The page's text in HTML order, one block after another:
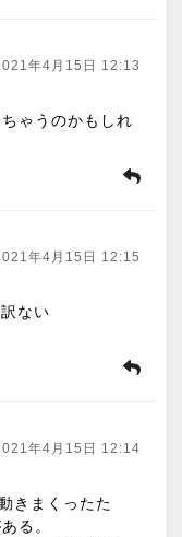
年4月15日 12:13
ゃうのかもしれ
年4月15日 12:15
ない
年4月15日 12:14
きまくったた
る。